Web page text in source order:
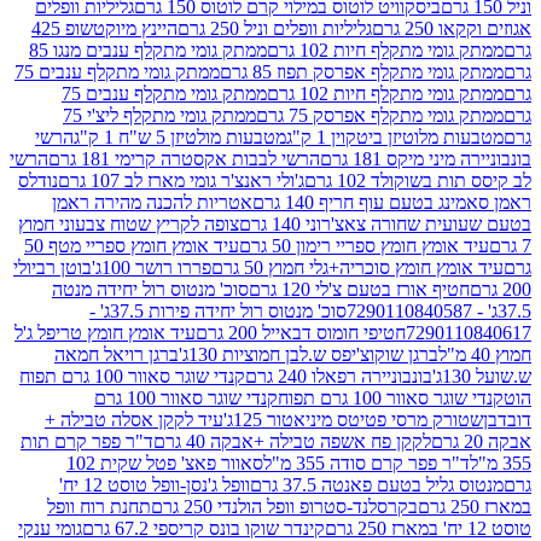
ביסקוויט לוטוס במילוי קרם לוטוס 150 גרם
גליליות וופלים
גרם
גליליות וופלים וניל 250 גרם
היינץ מיוקטשופ 425
מתקלף חיות 102 גרם
ממתק גומי מתקלף ענבים מנגו 85
מתקלף אפרסק תפוז 85 גרם
ממתק גומי מתקלף ענבים 75
מתקלף חיות 102 גרם
ממתק גומי מתקלף ענבים 75
מתקלף אפרסק 75 גרם
ממתק גומי מתקלף ליצ'י 75
ביטקוין 1 ק"ג
מטבעות מולטיזן 5 ש"ח 1 ק"ג
הרשי
מיקס 181 גרם
הרשי לבבות אקסטרה קרימי 181 גרם
הרשי
102 גרם
ג'ולי ראנצ'ר גומי מארז לב 107 גרם
נודלס
עוף חריף 140 גרם
אטריות להכנה מהירה ראמן
שחורה צאצ'רוני 140 גרם
צופה לקריץ שטוח צבעוני חמוץ
חומץ ספריי רימון 50 גרם
עיד אומץ חומץ ספריי מטף 50
חומץ סוכריה+גלי חמוץ 50 גרם
פררו רושר 100ג'
בוטן רביולי
אורז בטעם צ'לי 120 גרם
סוכ' מנטוס רול יחידה מנטה
סוכ' מנטוס רול יחידה פירות 37.5ג' -
חטיפי חומוס דבאייל 200 גרם
עיד אומץ חומץ טריפל ג'ל
ברגן שוקוצ'יפס ש.לבן חמוציות 130ג'
ברגן רויאל חמאה
בונבוניירה רפאלו 240 גרם
קנדי שוגר סאוור 100 גרם תפוח
100 גרם תפוח
קנדי שוגר סאוור 100 גרם
מרסי פטיטס מיניאטור 125ג'
עיד לקקן אסלה טבילה +
לקקן פח אשפה טבילה +אבקה 40 גרם
ד"ר פפר קרם תות
פפר קרם סודה 355 מ"ל
סאוור פאצ' פטל שקית 102
בטעם פאנטה 37.5 גרם
וופל ג'נסן-וופל טוסט 12 יח'
בקרסלנד-סטרופ וופל הולנדי 250 גרם
תחנת רוח וופל
קינדר שוקו בונס קריספי 67.2 גרם
גומי ענקי